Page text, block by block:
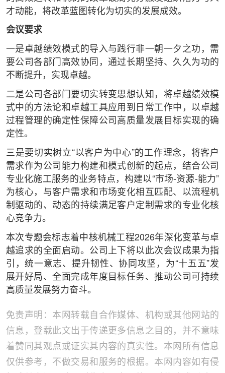
才动能，将改革蓝图转化为切实的发展成效。
会议要求
一是卓越绩效模式的导入与践行非一朝一夕之功，需
要公司各部门高效协同，通过长期坚持、久久为功的
不断提升，实现卓越。
二是公司各部门要切实转变思想认知，将卓越绩效模
式中的方法论和卓越工具应用到日常工作中，以卓越
过程管理的确定性保障公司高质量发展目标实现的确
定性。
三是要切实树立“以客户为中心”的工作理念，将客户
需求作为公司能力构建和模式创新的起点，结合公司
专业化施工服务的业务特点，构建以“市场-资源-能力”
为核心，与客户需求和市场变化相互匹配、以流程机
制驱动的、动态的持续满足客户定制需求的专业化核
心竞争力。
本次专题会标志着中核机械工程2026年深化变革与卓
越追求的全面启动。公司上下将以此次会议成果为指
引，统一意志、提升韧性、协同攻坚，为“十五五”发
展开好局、全面完成年度目标任务、推动公司可持续
高质量发展努力奋斗。
免责声明：本网转载自合作媒体、机构或其他网站的
信息，登载此文出于传递更多信息之目的，并不意味
着赞同其观点或证实其内容的真实性。本网所有信息
仅供参考，不做交易和服务的根据。本网内容如有侵